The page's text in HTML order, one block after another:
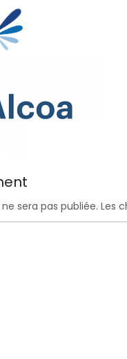
sera pas publiée. Les